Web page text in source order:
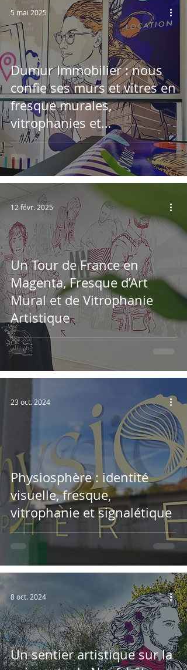
Dumur Immobilier : nous
confie ses murs et vitres en
fresque murales,
vitrophanies et
signalétiques à Thionville
5 mai 2025
Un Tour de France en
Magenta, Fresque d’Art
Mural et de Vitrophanie
Artistique
12 févr. 2025
Physiosphère : identité
visuelle, fresque,
vitrophanie et signalétique
23 oct. 2024
Un sentier artistique sur la
8 oct. 2024